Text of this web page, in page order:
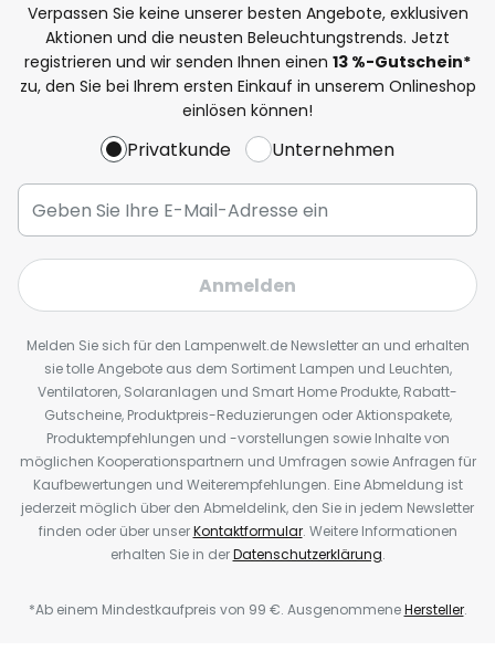
Verpassen Sie keine unserer besten Angebote, exklusiven
Aktionen und die neusten Beleuchtungstrends. Jetzt
registrieren und wir senden Ihnen einen 13 %-Gutschein*
zu, den Sie bei Ihrem ersten Einkauf in unserem Onlineshop
einlösen können!
Privatkunde Unternehmen
Anmelden
Melden Sie sich für den Lampenwelt.de Newsletter an und erhalten
sie tolle Angebote aus dem Sortiment Lampen und Leuchten,
Ventilatoren, Solaranlagen und Smart Home Produkte, Rabatt-
Gutscheine, Produktpreis-Reduzierungen oder Aktionspakete,
Produktempfehlungen und -vorstellungen sowie Inhalte von
möglichen Kooperationspartnern und Umfragen sowie Anfragen für
Kaufbewertungen und Weiterempfehlungen. Eine Abmeldung ist
jederzeit möglich über den Abmeldelink, den Sie in jedem Newsletter
finden oder über unserKontaktformular. Weitere Informationen
erhalten Sie in derDatenschutzerklärung.
*Ab einem Mindestkaufpreis von 99 €. AusgenommeneHersteller.